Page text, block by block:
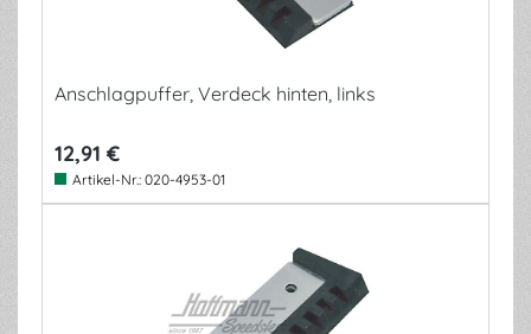
Anschlagpuffer, Verdeck hinten, links
12,91 €
Artikel-Nr.: 020-4953-01